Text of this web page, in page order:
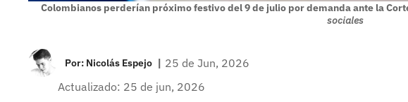
Colombianos perderían próximo festivo del 9 de julio por demanda ante la
sociales
Por: Nicolás Espejo | 25 de Jun, 2026
Actualizado: 25 de jun, 2026